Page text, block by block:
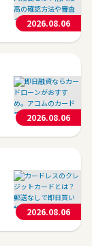
2026.08.06
2026.08.06
2026.08.06